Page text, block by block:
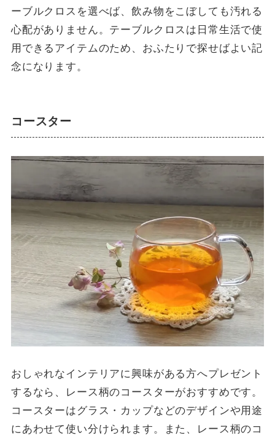
ーブルクロスを選べば、飲み物をこぼしても汚れる
心配がありません。テーブルクロスは日常生活で使
用できるアイテムのため、おふたりで探せばよい記
念になります。
コースター
おしゃれなインテリアに興味がある方へプレゼント
するなら、レース柄のコースターがおすすめです。
コースターはグラス・カップなどのデザインや用途
にあわせて使い分けられます。また、レース柄のコ